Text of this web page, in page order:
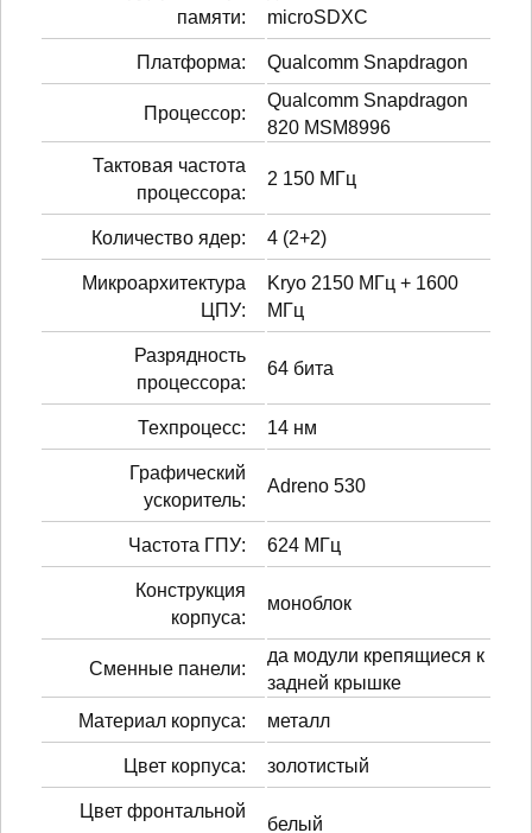
памяти:
microSDXC
Платформа: Qualcomm Snapdragon
Процессор:
Qualcomm Snapdragon
820 MSM8996
Тактовая частота
процессора:
2 150 МГц
Количество ядер: 4 (2+2)
Микроархитектура
ЦПУ:
Kryo 2150 МГц + 1600
МГц
Разрядность
процессора:
64 бита
Техпроцесс: 14 нм
Графический
ускоритель:
Adreno 530
Частота ГПУ: 624 МГц
Конструкция
корпуса:
моноблок
Сменные панели:
да модули крепящиеся к
задней крышке
Материал корпуса:
металл
Цвет корпуса: золотистый
Цвет фронтальной
белый